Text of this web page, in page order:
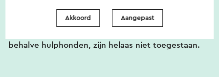
De tuin is toegankelijk voor rolstoelgebruikers.
behalve hulphonden, zijn helaas niet toegestaan.
Akkoord Aangepast